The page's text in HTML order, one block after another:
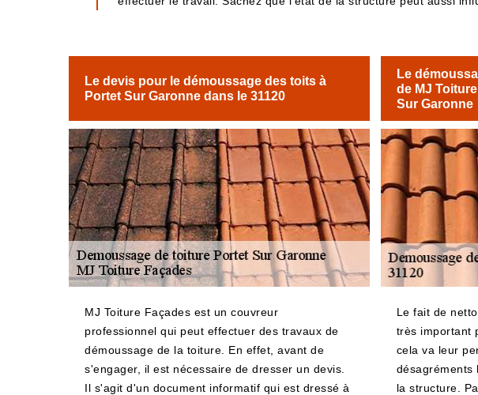
Le devis pour le démoussage des toits à
Portet Sur Garonne dans le 31120
MJ Toiture Façades est un couvreur
professionnel qui peut effectuer des travaux de
démoussage de la toiture. En effet, avant de
s'engager, il est nécessaire de dresser un devis.
Il s'agit d'un document informatif qui est dressé à
Le
de MJ
Sur Garonne
Le fait de
très important
cela va leur
désagréments
la structure.